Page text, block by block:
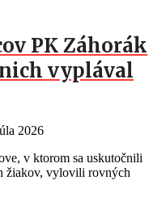
PK Záhorák
nich vyplával
2026
v ktorom sa uskutočnili
žiakov, vylovili rovných